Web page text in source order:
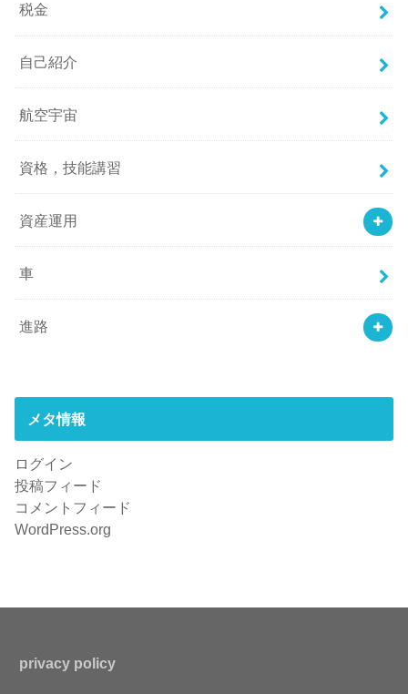
税金
自己紹介
航空宇宙
資格，技能講習
資産運用
車
進路
メタ情報
ログイン
投稿フィード
コメントフィード
WordPress.org
privacy policy